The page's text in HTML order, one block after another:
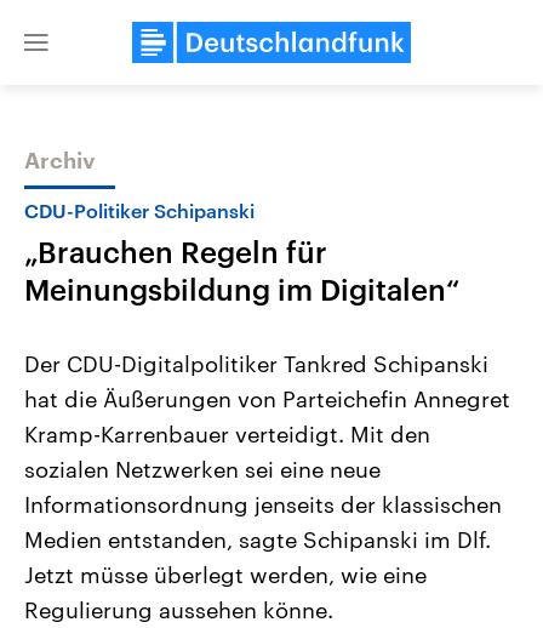
Close
Themen
Landtagswahl Sachsen-Anhalt
2026
Alle Informationen
Sachsen-Anhalt wählt am 6.
September 2026 einen neuen
Landtag. Seit 2021 wird das
Bundesland von einer Koalition aus
Umfragen, Prognosen,
Wahlprogramme, aktuelle Berichte
und Hintergründe zu den Parteien
USA
Aktuelle Beiträge,
Wirtschaftlich und
gehören die Vereinigten
den mächtigsten Ländern
mit großem Einfluss auf
aktuelle Weltgeschehen.
Sendungen Programm Podcasts
Archiv
CDU-Politiker Schipanski
„Brauchen Regeln für
Meinungsbildung im Digitalen“
Der CDU-Digitalpolitiker Tankred Schipanski
hat die Äußerungen von Parteichefin Annegret
Kramp-Karrenbauer verteidigt. Mit den
sozialen Netzwerken sei eine neue
Informationsordnung jenseits der klassischen
Medien entstanden, sagte Schipanski im Dlf.
Jetzt müsse überlegt werden, wie eine
Regulierung aussehen könne.